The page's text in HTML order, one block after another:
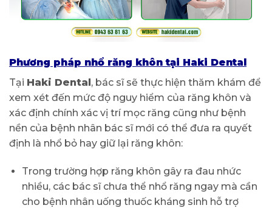
Phương pháp nhổ răng khôn tại Haki Dental
Tại Haki Dental, bác sĩ sẽ thực hiện thăm khám để
xem xét đến mức độ nguy hiểm của răng khôn và
xác định chính xác vị trí mọc răng cũng như bệnh
nền của bệnh nhân bác sĩ mới có thể đưa ra quyết
định là nhổ bỏ hay giữ lại răng khôn:
Trong trường hợp răng khôn gây ra đau nhức
nhiều, các bác sĩ chưa thể nhổ răng ngay mà cần
cho bệnh nhân uống thuốc kháng sinh hỗ trợ